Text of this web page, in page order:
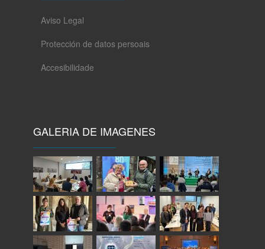
Aviso Legal
Protección de datos persoais
Accesibilidade
GALERIA DE IMAGENES